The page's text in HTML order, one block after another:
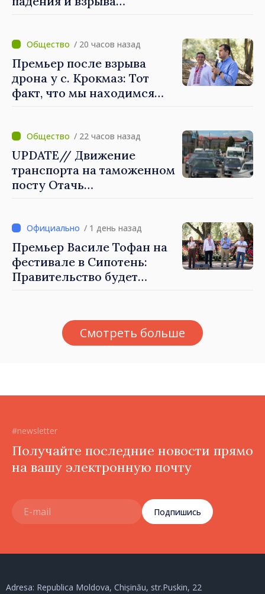
"ракета-дрон"/ 20 часов назад
Премьер после взрыва
дрона у с. Крокмаз: Тот
факт, что мы находимся
/ 22 часов назад
UPDATE// Движение
транспорта на таможенном
посту Отачь
/ 1 день назад
Премьер Василе Тофан на
фестивале в Сипотень:
Правительство будет
общины и всех молдаван
Смотреть больше
#newsletter
Получайте последние новости прямо
на вашу электронную почту
Подпишись
Adresa: Republica Moldova, Chișinău, str.Puskin, 22